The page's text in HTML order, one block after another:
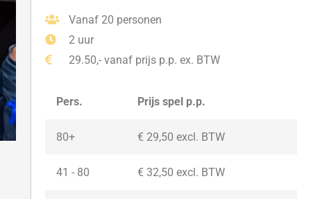
Vanaf 20 personen
2 uur
29.50,- vanaf prijs p.p. ex. BTW
Pers. Prijs spel p.p.
80+ € 29,50 excl. BTW
41 - 80 € 32,50 excl. BTW